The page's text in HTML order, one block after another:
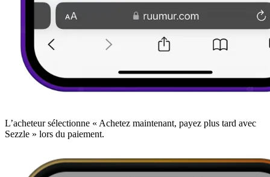
L’acheteur sélectionne « Achetez maintenant, payez plus tard avec
Sezzle » lors du paiement.